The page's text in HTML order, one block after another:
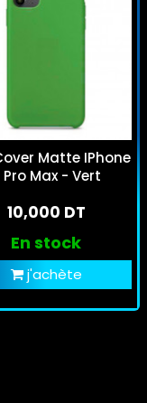
Matte IPhone
Pro Max - Vert
10,000 DT
En stock
j'achète